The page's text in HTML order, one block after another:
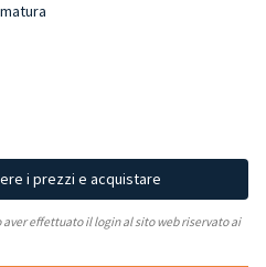
i prezzi e acquistare
aver effettuato il login al sito web riservato ai